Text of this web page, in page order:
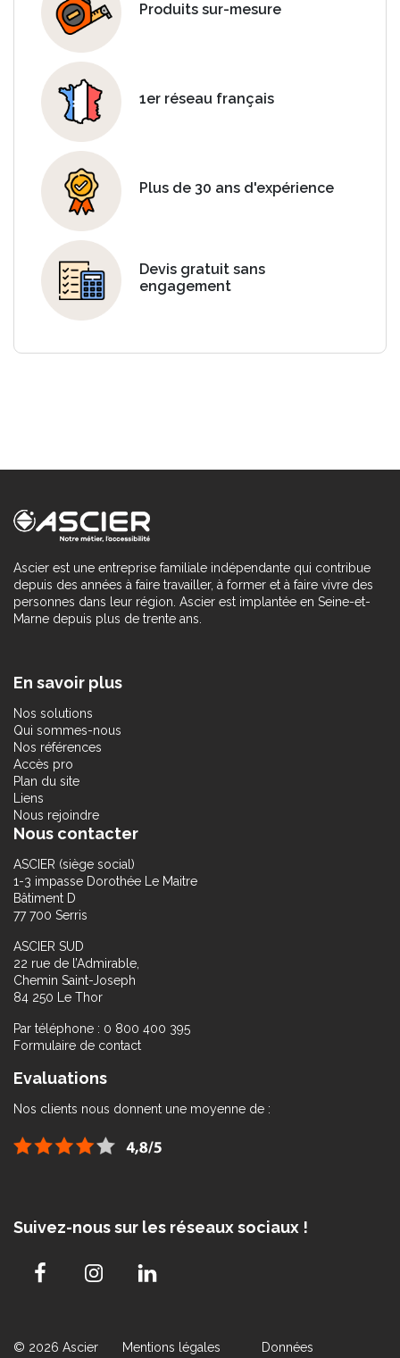
Produits sur-mesure
1er réseau français
Plus de 30 ans d'expérience
Devis gratuit sans
engagement
Ascier est une entreprise familiale indépendante qui contribue
depuis des années à faire travailler, à former et à faire vivre des
personnes dans leur région. Ascier est implantée en Seine-et-
Marne depuis plus de trente ans.
En savoir plus
Nos solutions
Qui sommes-nous
Nos références
Accès pro
Plan du site
Liens
Nous rejoindre
Nous contacter
ASCIER (siège social)
1-3 impasse Dorothée Le Maitre
Bâtiment D
77 700 Serris
ASCIER SUD
22 rue de l’Admirable,
Chemin Saint-Joseph
84 250 Le Thor
Par téléphone : 0 800 400 395
Formulaire de contact
Evaluations
Nos clients nous donnent une moyenne de :
Suivez-nous sur les réseaux sociaux !
© 2026 Ascier Mentions légales
Données